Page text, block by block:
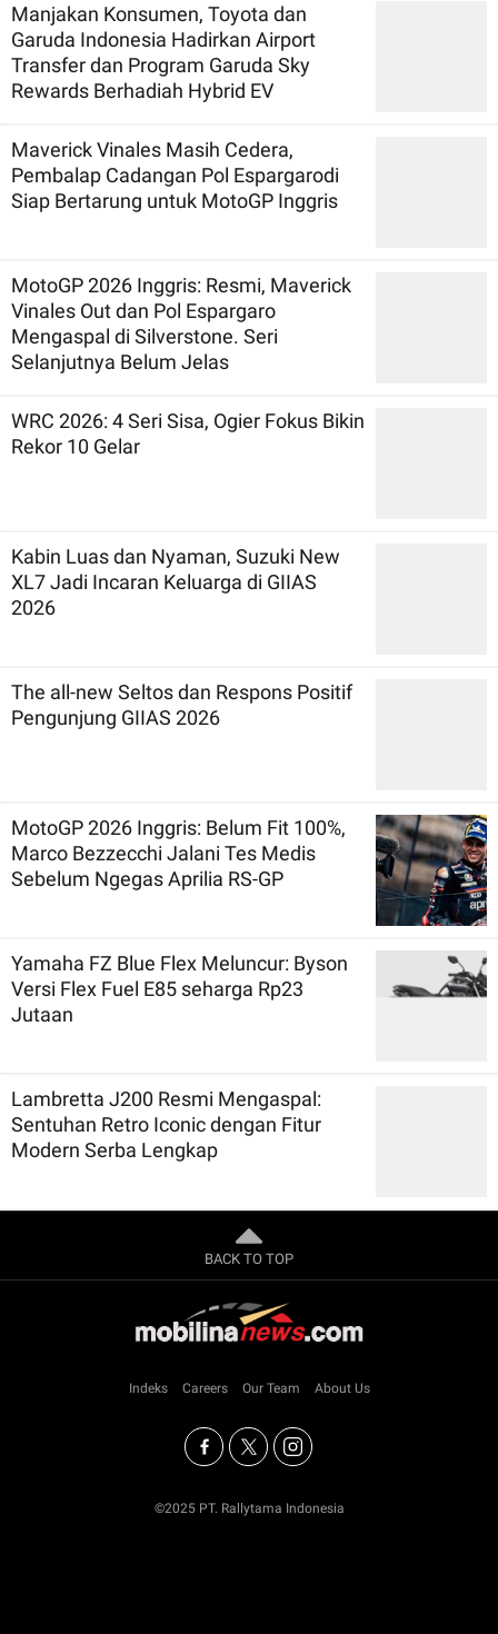
Manjakan Konsumen, Toyota dan
Garuda Indonesia Hadirkan Airport
Transfer dan Program Garuda Sky
Rewards Berhadiah Hybrid EV
Maverick Vinales Masih Cedera,
Pembalap Cadangan Pol Espargarodi
Siap Bertarung untuk MotoGP Inggris
MotoGP 2026 Inggris: Resmi, Maverick
Vinales Out dan Pol Espargaro
Mengaspal di Silverstone. Seri
Selanjutnya Belum Jelas
WRC 2026: 4 Seri Sisa, Ogier Fokus Bikin
Rekor 10 Gelar
Kabin Luas dan Nyaman, Suzuki New
XL7 Jadi Incaran Keluarga di GIIAS
2026
The all-new Seltos dan Respons Positif
Pengunjung GIIAS 2026
MotoGP 2026 Inggris: Belum Fit 100%,
Marco Bezzecchi Jalani Tes Medis
Sebelum Ngegas Aprilia RS-GP
Yamaha FZ Blue Flex Meluncur: Byson
Versi Flex Fuel E85 seharga Rp23
Jutaan
Lambretta J200 Resmi Mengaspal:
Sentuhan Retro Iconic dengan Fitur
Modern Serba Lengkap
BACK TO TOP
Indeks Careers Our Team About Us
©2025 PT. Rallytama Indonesia